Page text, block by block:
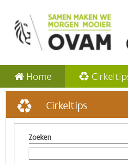
Home
Cirkeltips
Zoeken